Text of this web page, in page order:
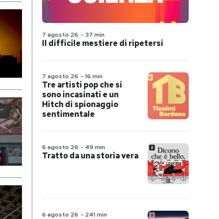
7 agosto 26 - 37 min
Il difficile mestiere di ripetersi
7 agosto 26 - 16 min
Tre artisti pop che si
sono incasinati e un
Hitch di spionaggio
sentimentale
6 agosto 26 - 49 min
Tratto da una storia vera
6 agosto 26 - 241 min